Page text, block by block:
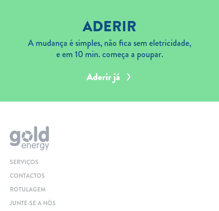
ADERIR
A mudança é simples, não fica sem eletricidade,
e em 10 min. começa a poupar.
Aderir já
SERVIÇOS
CONTACTOS
ROTULAGEM
JUNTE-SE A NÓS